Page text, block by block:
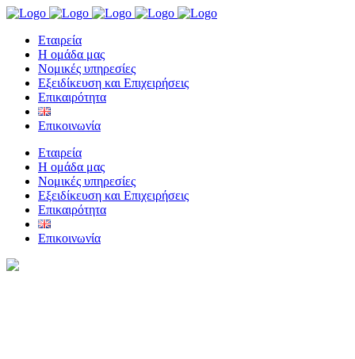
Eταιρεία
Η ομάδα μας
Νομικές υπηρεσίες
Εξειδίκευση και Επιχειρήσεις
Επικαιρότητα
Επικοινωνία
Eταιρεία
Η ομάδα μας
Νομικές υπηρεσίες
Εξειδίκευση και Επιχειρήσεις
Επικαιρότητα
Επικοινωνία